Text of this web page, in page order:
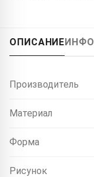
ОПИСАНИЕ
Производитель
Материал
Форма
Рисунок